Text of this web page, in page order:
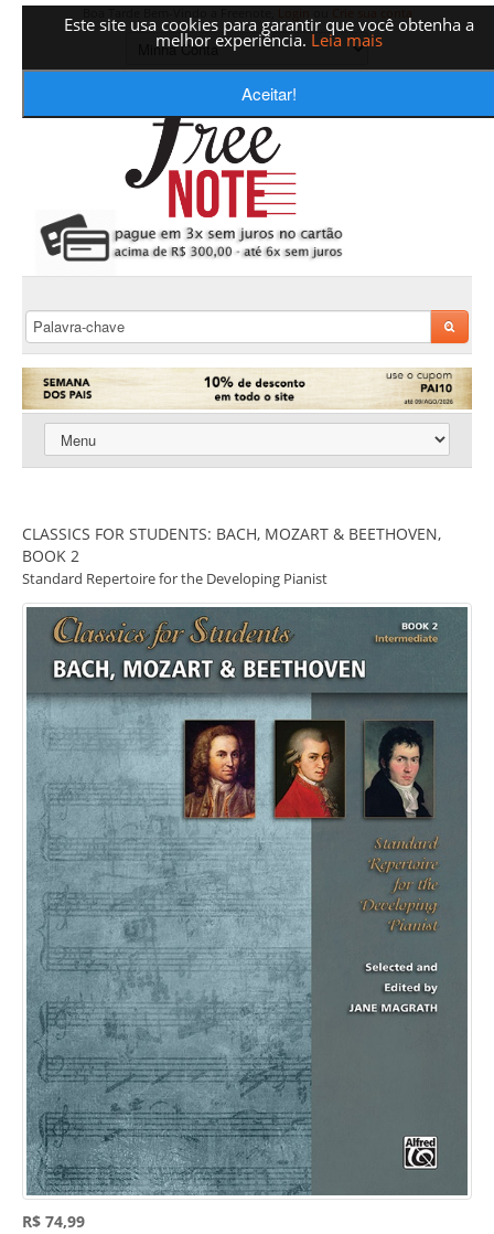
Este site usa cookies para garantir que você obtenha a
melhor experiência. Leia mais
Aceitar!
CLASSICS FOR STUDENTS: BACH, MOZART & BEETHOVEN,
BOOK 2
Standard Repertoire for the Developing Pianist
R$ 74,99